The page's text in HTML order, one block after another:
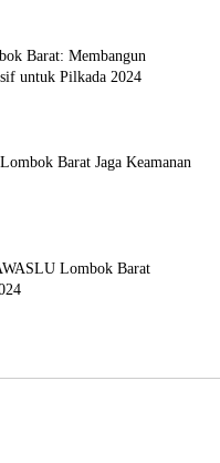
Barat: Membangun
untuk Pilkada 2024
Barat Jaga Keamanan
Lombok Barat